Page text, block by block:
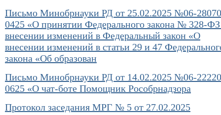
«Снижение бюрократической нагрузки
педагогических работников»
Студенческий клуб
100-летие Г.А.Илизарова
Письмо Минобрнауки РД от 25.02.2025 №06-
0425 «О принятии Федерального закона № 328-
внесении изменений в Федеральный закон «О
внесении изменений в статьи 29 и 47
закона «Об образован
Письмо Минобрнауки РД от 14.02.2025 №06-
0625 «О чат-боте Помощник Рособрнадзора
Протокол заседания МРГ № 5 от 27.02.2025